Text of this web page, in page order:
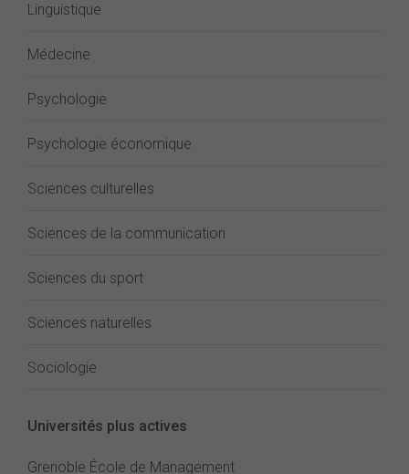
Linguistique
Médecine
Psychologie
Psychologie économique
Sciences culturelles
Sciences de la communication
Sciences du sport
Sciences naturelles
Sociologie
Universités plus actives
Grenoble École de Management